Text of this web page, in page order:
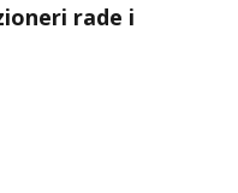
rade i